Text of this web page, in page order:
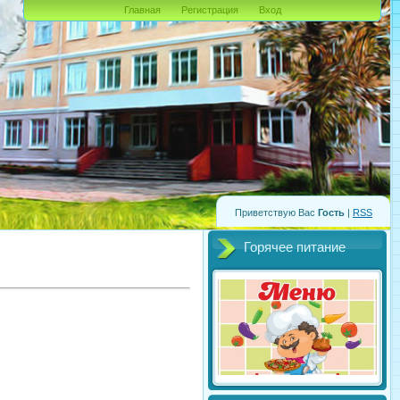
Приветствую Вас Гость | RSS
Главная Регистрация Вход
Горячее питание